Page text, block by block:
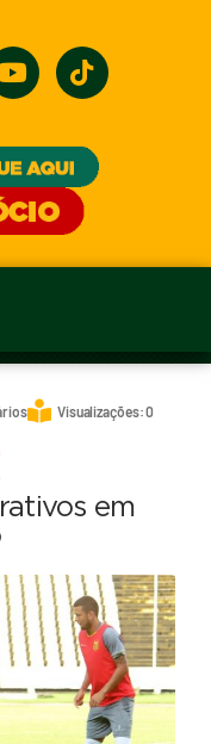
Visualizações: 0
em